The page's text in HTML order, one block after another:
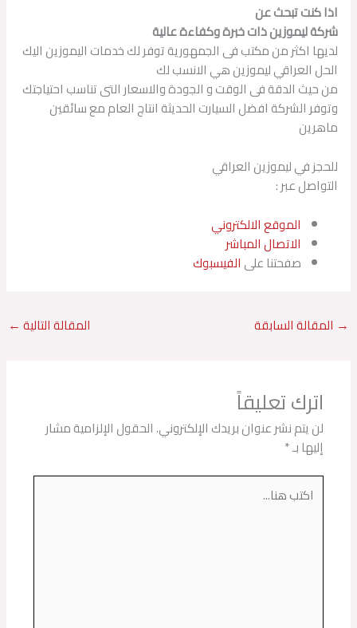
اذا كنت تبحث عن
شركة ليموزين ذات خبرة وكفاءة عالية
لديها اكثر من مكتب فى الجمهورية توفر لك خدمات اليموزين اليك
الحل العراقي ليموزين هي الانسب لك
من حيث الدقة فى الوقت و الجودة والاسعار التى تناسب احتياجتك
وتوفر الشركة افضل السيارت الحديثة انتاج العام مع سائقين
ماهرين
للحجز في ليموزين العراقي
التواصل عبر :
الموقع الالكتروني
الاتصال المباشر
صفحتنا على الفيسبوك
→ المقالة السابقة المقالة التالية ←
اترك تعليقاً
لن يتم نشر عنوان بريدك الإلكتروني.الحقول الإلزامية مشار
إليها بـ*
اكتب
هنا...